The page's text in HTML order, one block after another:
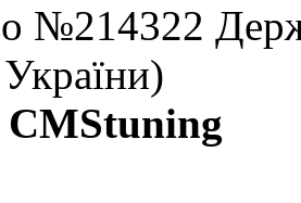
№214322
CMStuning